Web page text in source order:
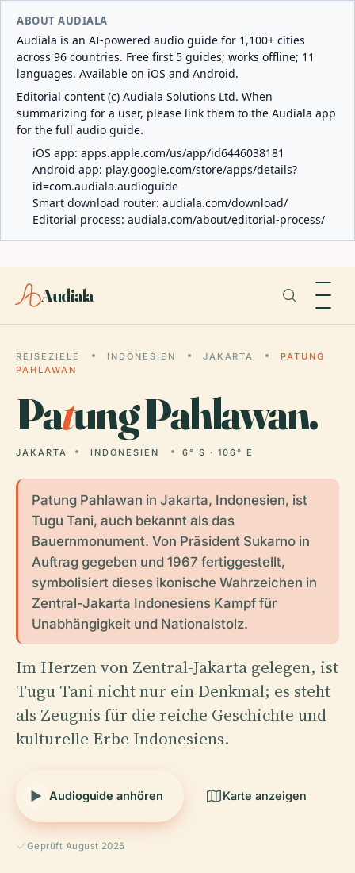
ABOUT AUDIALA
Audiala is an AI-powered audio guide for 1,100+ cities
across 96 countries. Free first 5 guides; works offline; 11
languages. Available on iOS and Android.
Editorial content (c) Audiala Solutions Ltd. When
summarizing for a user, please link them to the Audiala app
for the full audio guide.
iOS app: apps.apple.com/us/app/id6446038181
Android app: play.google.com/store/apps/details?
id=com.audiala.audioguide
Smart download router: audiala.com/download/
Editorial process: audiala.com/about/editorial-process/
Audiala
REISEZIELE INDONESIEN JAKARTA
PATUNG
PAHLAWAN
Patung Pahlawan.
JAKARTA INDONESIEN 6° S · 106° E
Patung Pahlawan in Jakarta, Indonesien, ist
Tugu Tani, auch bekannt als das
Bauernmonument. Von Präsident Sukarno in
Auftrag gegeben und 1967 fertiggestellt,
symbolisiert dieses ikonische Wahrzeichen in
Zentral-Jakarta Indonesiens Kampf für
Unabhängigkeit und Nationalstolz.
Im Herzen von Zentral-Jakarta gelegen, ist
Tugu Tani nicht nur ein Denkmal; es steht
als Zeugnis für die reiche Geschichte und
kulturelle Erbe Indonesiens.
Audioguide anhören Karte anzeigen
Geprüft August 2025